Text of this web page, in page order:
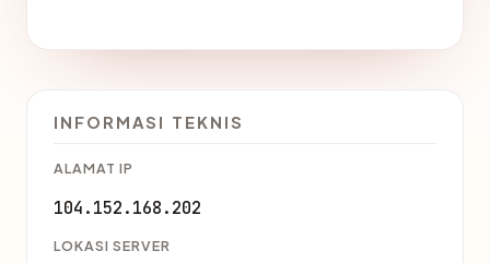
INFORMASI TEKNIS
ALAMAT IP
104.152.168.202
LOKASI SERVER